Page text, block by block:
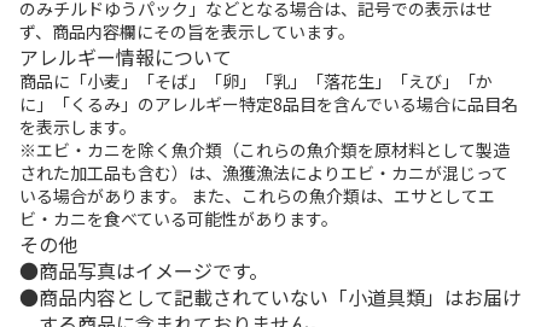
のみチルドゆうパック」などとなる場合は、記号での表示はせ
ず、商品内容欄にその旨を表示しています。
アレルギー情報について
商品に「小麦」「そば」「卵」「乳」「落花生」「えび」「か
に」「くるみ」のアレルギー特定8品目を含んでいる場合に品目名
を表示します。
※エビ・カニを除く魚介類（これらの魚介類を原材料として製造
された加工品も含む）は、漁獲漁法によりエビ・カニが混じって
いる場合があります。 また、これらの魚介類は、エサとしてエ
ビ・カニを食べている可能性があります。
その他
商品写真はイメージです。
商品内容として記載されていない「小道具類」はお届け